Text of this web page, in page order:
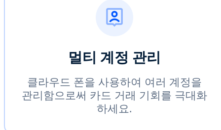
멀티 계정 관리
클라우드 폰을 사용하여 여러 계정을
관리함으로써 카드 거래 기회를 극대화
하세요.